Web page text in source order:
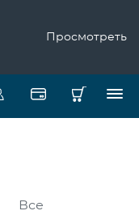
Просмотреть
Все